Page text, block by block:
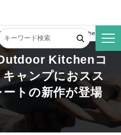
Hydro Flask®のOutdoor Kitchenコレク
Kitchenコ
ャンプにおスス
トの新作が登場